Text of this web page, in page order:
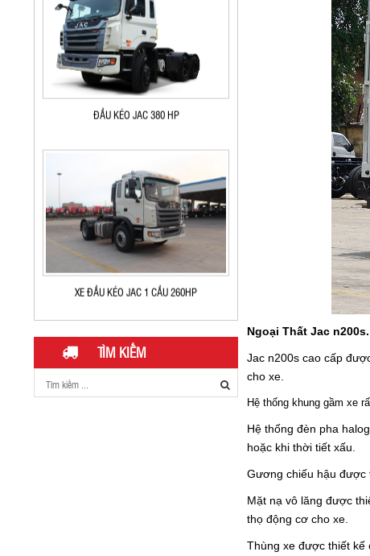
Ngoại Thất Jac n200s.
Jac n200s cao cấp
cho xe.
Hệ thống khung gầm xe
Hệ thống đèn pha
hoặc khi thời tiết xấu.
Gương chiếu hậu được
Mặt nạ vô lăng được
thọ động cơ cho xe.
Thùng xe được thiết kế
ĐẦU KÉO JAC 380 HP
XE ĐẦU KÉO JAC 1 CẦU 260HP
TÌM KIẾM